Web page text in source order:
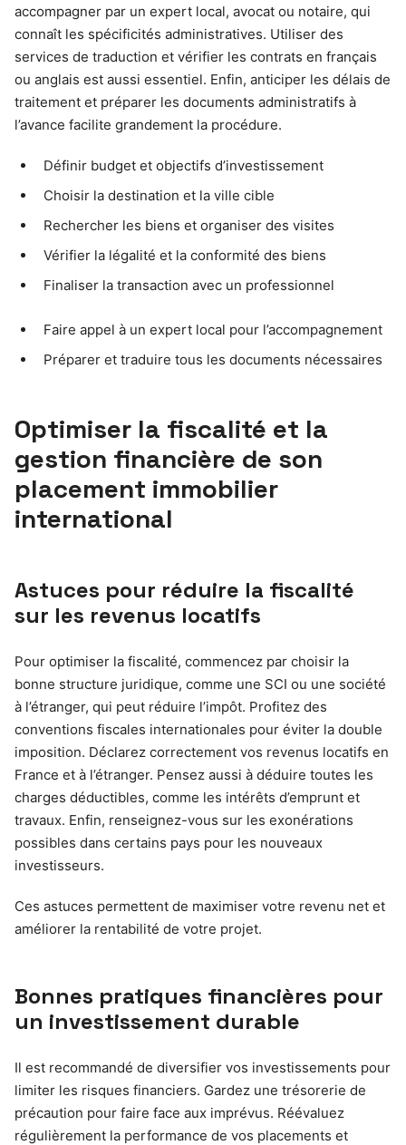
accompagner par un expert local, avocat ou notaire, qui
connaît les spécificités administratives. Utiliser des
services de traduction et vérifier les contrats en français
ou anglais est aussi essentiel. Enfin, anticiper les délais de
traitement et préparer les documents administratifs à
l’avance facilite grandement la procédure.
Définir budget et objectifs d’investissement
Choisir la destination et la ville cible
Rechercher les biens et organiser des visites
Vérifier la légalité et la conformité des biens
Finaliser la transaction avec un professionnel
Faire appel à un expert local pour l’accompagnement
Préparer et traduire tous les documents nécessaires
Optimiser la fiscalité et la
gestion financière de son
placement immobilier
international
Astuces pour réduire la fiscalité
sur les revenus locatifs
Pour optimiser la fiscalité, commencez par choisir la
bonne structure juridique, comme une SCI ou une société
à l’étranger, qui peut réduire l’impôt. Profitez des
conventions fiscales internationales pour éviter la double
imposition. Déclarez correctement vos revenus locatifs en
France et à l’étranger. Pensez aussi à déduire toutes les
charges déductibles, comme les intérêts d’emprunt et
travaux. Enfin, renseignez-vous sur les exonérations
possibles dans certains pays pour les nouveaux
investisseurs.
Ces astuces permettent de maximiser votre revenu net et
améliorer la rentabilité de votre projet.
Bonnes pratiques financières pour
un investissement durable
Il est recommandé de diversifier vos investissements pour
limiter les risques financiers. Gardez une trésorerie de
précaution pour faire face aux imprévus. Réévaluez
régulièrement la performance de vos placements et